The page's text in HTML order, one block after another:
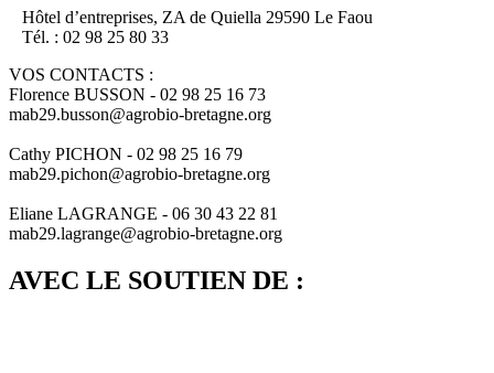
Hôtel d’entreprises, ZA de Quiella 29590 Le Faou
Tél. : 02 98 25 80 33
VOS CONTACTS :
Florence BUSSON - 02 98 25 16 73
mab29.busson@agrobio-bretagne.org
Cathy PICHON - 02 98 25 16 79
mab29.pichon@agrobio-bretagne.org
Eliane LAGRANGE - 06 30 43 22 81
mab29.lagrange@agrobio-bretagne.org
AVEC LE SOUTIEN DE :